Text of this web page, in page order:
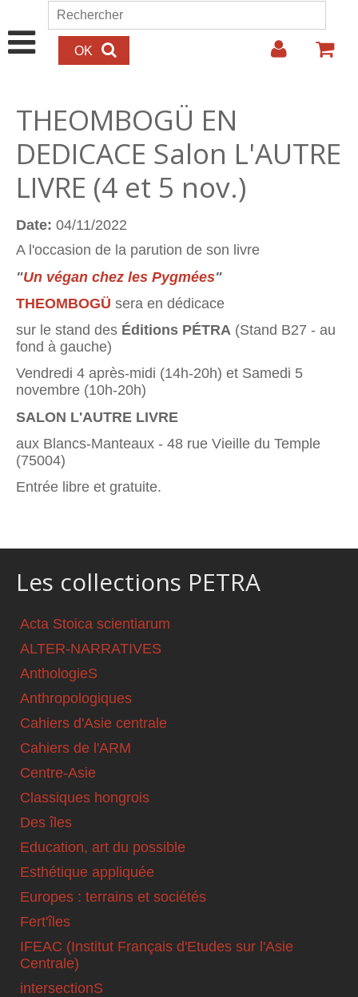
Aller au contenu principal
Formulaire de recherche
Rechercher
THEOMBOGÜ EN
DEDICACE Salon L'AUTRE
LIVRE (4 et 5 nov.)
Date: 04/11/2022
A l'occasion de la parution de son livre
"Un végan chez les Pygmées"
THEOMBOGÜ sera en dédicace
sur le stand des Éditions PÉTRA (Stand B27 - au
fond à gauche)
Vendredi 4 après-midi (14h-20h) et Samedi 5
novembre (10h-20h)
SALON L'AUTRE LIVRE
aux Blancs-Manteaux - 48 rue Vieille du Temple
(75004)
Entrée libre et gratuite.
Les collections PETRA
Acta Stoica scientiarum
ALTER-NARRATIVES
AnthologieS
Anthropologiques
Cahiers d'Asie centrale
Cahiers de l'ARM
Centre-Asie
Classiques hongrois
Des îles
Education, art du possible
Esthétique appliquée
Europes : terrains et sociétés
Fert'îles
IFEAC (Institut Français d'Etudes sur l'Asie
Centrale)
intersectionS